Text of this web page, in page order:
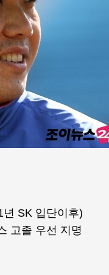
SK 입단이후)
고졸 우선 지명